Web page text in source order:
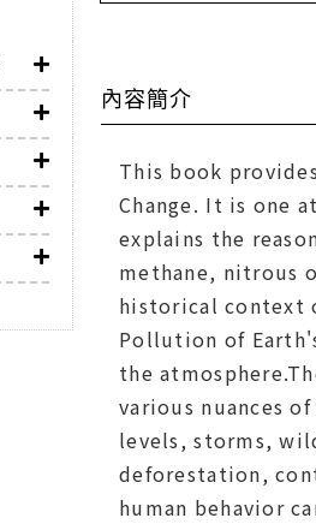
內容簡介
This book
Change. It is one
explains the
methane, nitrous
historical context
Pollution of
the
various nuances
levels, storms,
deforestation,
human behavior